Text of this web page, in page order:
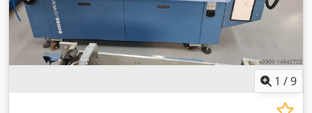
1 /9